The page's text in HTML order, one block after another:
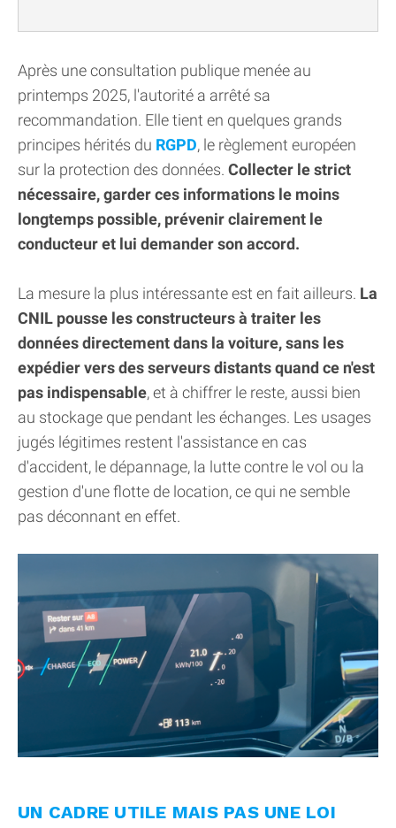
Après une consultation publique menée au
printemps 2025, l'autorité a arrêté sa
recommandation. Elle tient en quelques grands
principes hérités du RGPD, le règlement européen
sur la protection des données. Collecter le strict
nécessaire, garder ces informations le moins
longtemps possible, prévenir clairement le
conducteur et lui demander son accord.
La mesure la plus intéressante est en fait ailleurs. La
CNIL pousse les constructeurs à traiter les
données directement dans la voiture, sans les
expédier vers des serveurs distants quand ce n'est
pas indispensable, et à chiffrer le reste, aussi bien
au stockage que pendant les échanges. Les usages
jugés légitimes restent l'assistance en cas
d'accident, le dépannage, la lutte contre le vol ou la
gestion d'une flotte de location, ce qui ne semble
pas déconnant en effet.
UN CADRE UTILE MAIS PAS UNE LOI